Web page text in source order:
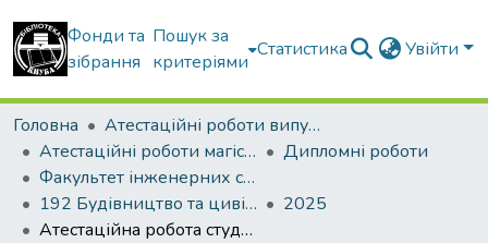
Фонди та
зібрання
Пошук за
критеріями
Статистика Увійти
Головна
Атестаційні роботи випускників
Атестаційні роботи магістрів
Дипломні роботи
Факультет інженерних систем та екології
192 Будівництво та цивільна інженерія. Водопостачання та водовідведення
2025
Атестаційна робота студента Бійчука Володимира Петровича